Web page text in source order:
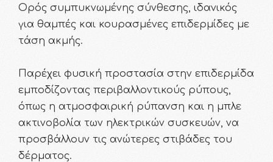
Ορός συμπυκνωμένης σύνθεσης, ιδανικός
για θαμπές και κουρασμένες επιδερμίδες με
τάση ακμής.
Παρέχει φυσική προστασία στην επιδερμίδα
εμποδίζοντας περιβαλλοντικούς ρύπους,
όπως η ατμοσφαιρική ρύπανση και η μπλε
ακτινοβολία των ηλεκτρικών συσκευών, να
προσβάλλουν τις ανώτερες στιβάδες του
δέρματος.